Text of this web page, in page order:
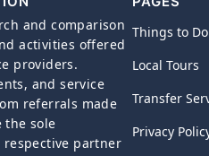
and comparison
activities offered
providers.
and service
referrals made
the sole
partner
Things to Do
Local Tours
Transfer
Privacy